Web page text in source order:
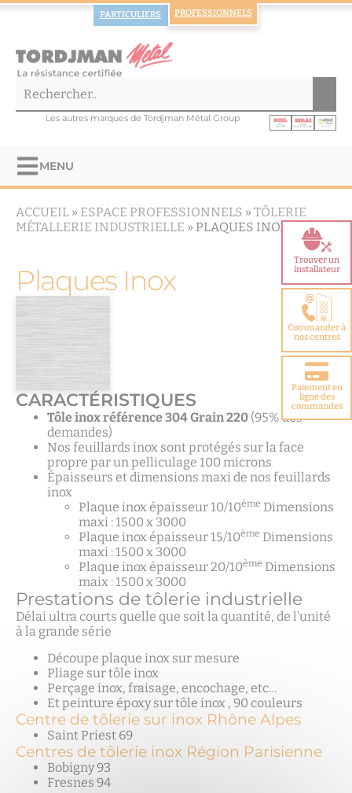
PARTICULIERS PROFESSIONNELS
Les autres marques de Tordjman Métal Group
MENU
Trouver un
installateur
Commander à
nos centres
Choisir votre
porte blindée
Paiement en
ligne des
commandes
ACCUEIL » ESPACE PROFESSIONNELS » TÔLERIE
MÉTALLERIE INDUSTRIELLE » PLAQUES INOX
Plaques Inox
CARACTÉRISTIQUES
Tôle inox référence 304 Grain 220 (95% des
demandes)
Nos feuillards inox sont protégés sur la face
propre par un pelliculage 100 microns
Épaisseurs et dimensions maxi de nos feuillards
inox
Plaque inox épaisseur 10/10ème Dimensions
maxi : 1500 x 3000
Plaque inox épaisseur 15/10ème Dimensions
maxi : 1500 x 3000
Plaque inox épaisseur 20/10ème Dimensions
maix : 1500 x 3000
Prestations de tôlerie industrielle
Délai ultra courts quelle que soit la quantité, de l’unité
à la grande série
Découpe plaque inox sur mesure
Pliage sur tôle inox
Perçage inox, fraisage, encochage, etc…
Et peinture époxy sur tôle inox , 90 couleurs
Centre de tôlerie sur inox Rhône Alpes
Saint Priest 69
Centres de tôlerie inox Région Parisienne
Bobigny 93
Fresnes 94